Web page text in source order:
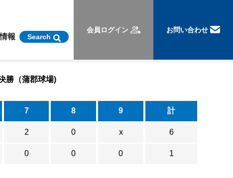
報 Search
会員ログイン お問い合わせ
勝（蒲郡球場)
7 8 9 計
2 0 x 6
0 0 0 1